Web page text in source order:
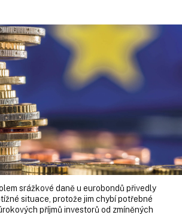
srážkové daně u eurobondů přivedly
situace, protože jim chybí potřebné
příjmů investorů od zmíněných